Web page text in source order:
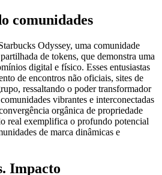
comunidades
Odyssey, uma comunidade
de tokens, que demonstra uma
digital e físico. Esses entusiastas
de encontros não oficiais, sites de
ressaltando o poder transformador
vibrantes e interconectadas
orgânica de propriedade
real exemplifica o profundo potencial
de marca dinâmicas e
Impacto